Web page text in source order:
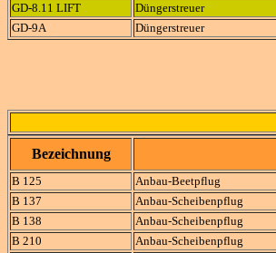
GD-8.11 LIFT
Düngerstreuer
GD-9A
Düngerstreuer
Bezeichnung
B 125
Anbau-Beetpflug
B 137
Anbau-Scheibenpflug
B 138
Anbau-Scheibenpflug
B 210
Anbau-Scheibenpflug